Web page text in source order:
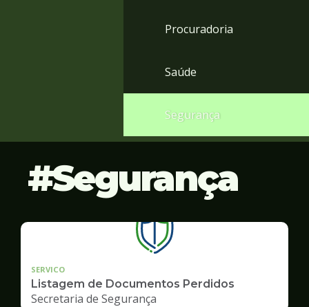
Procuradoria
Saúde
Segurança
Segurança
SERVICO
Listagem de Documentos Perdidos
Secretaria de Segurança